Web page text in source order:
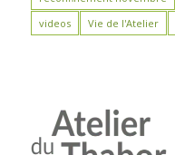
videos
Vie de l'Atelier